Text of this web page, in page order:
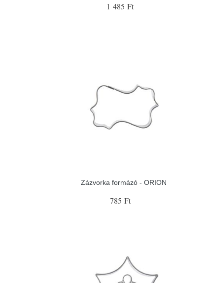
1 485 Ft
Zázvorka formázó - ORION
785 Ft